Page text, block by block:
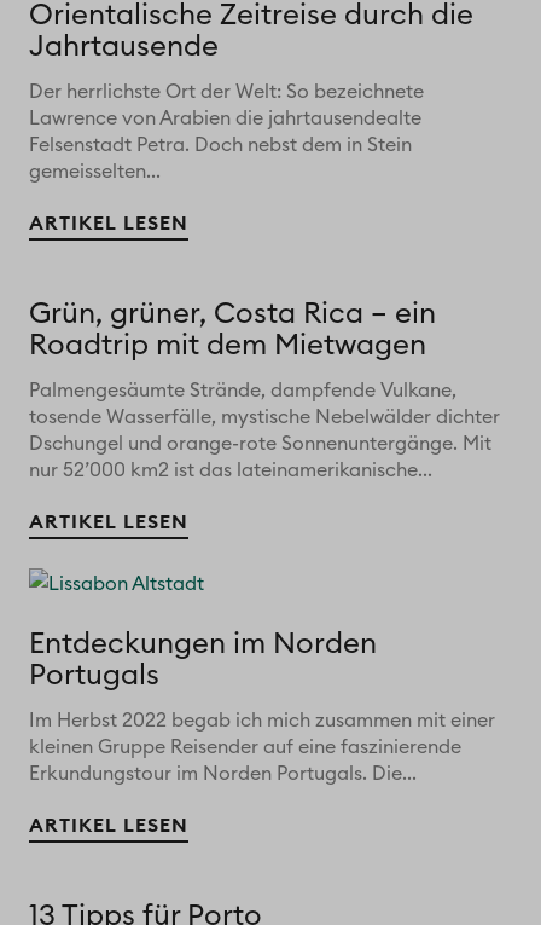
Orientalische Zeitreise durch die
Jahrtausende
Der herrlichste Ort der Welt: So bezeichnete
Lawrence von Arabien die jahrtausendealte
Felsenstadt Petra. Doch nebst dem in Stein
gemeisselten...
ARTIKEL LESEN
Grün, grüner, Costa Rica – ein
Roadtrip mit dem Mietwagen
Palmengesäumte Strände, dampfende Vulkane,
tosende Wasserfälle, mystische Nebelwälder dichter
Dschungel und orange-rote Sonnenuntergänge. Mit
nur 52’000 km2 ist das lateinamerikanische...
ARTIKEL LESEN
Entdeckungen im Norden
Portugals
Im Herbst 2022 begab ich mich zusammen mit einer
kleinen Gruppe Reisender auf eine faszinierende
Erkundungstour im Norden Portugals. Die...
ARTIKEL LESEN
13 Tipps für Porto